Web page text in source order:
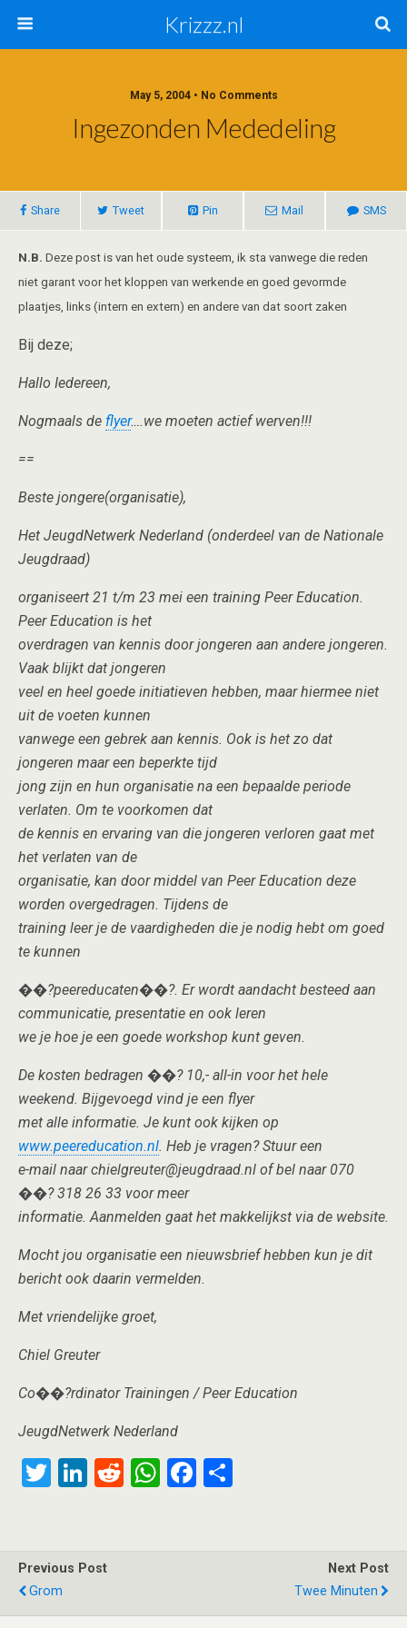
Krizzz.nl
May 5, 2004 • No Comments
Ingezonden Mededeling
Share Tweet Pin Mail SMS
N.B. Deze post is van het oude systeem, ik sta vanwege die reden
niet garant voor het kloppen van werkende en goed gevormde
plaatjes, links (intern en extern) en andere van dat soort zaken
Bij deze;
Hallo Iedereen,
Nogmaals de flyer….we moeten actief werven!!!
==
Beste jongere(organisatie),
Het JeugdNetwerk Nederland (onderdeel van de Nationale
Jeugdraad)
organiseert 21 t/m 23 mei een training Peer Education.
Peer Education is het
overdragen van kennis door jongeren aan andere jongeren.
Vaak blijkt dat jongeren
veel en heel goede initiatieven hebben, maar hiermee niet
uit de voeten kunnen
vanwege een gebrek aan kennis. Ook is het zo dat
jongeren maar een beperkte tijd
jong zijn en hun organisatie na een bepaalde periode
verlaten. Om te voorkomen dat
de kennis en ervaring van die jongeren verloren gaat met
het verlaten van de
organisatie, kan door middel van Peer Education deze
worden overgedragen. Tijdens de
training leer je de vaardigheden die je nodig hebt om goed
te kunnen
��?peereducaten��?. Er wordt aandacht besteed aan
communicatie, presentatie en ook leren
we je hoe je een goede workshop kunt geven.
De kosten bedragen ��? 10,- all-in voor het hele
weekend. Bijgevoegd vind je een flyer
met alle informatie. Je kunt ook kijken op
www.peereducation.nl. Heb je vragen? Stuur een
e-mail naar chielgreuter@jeugdraad.nl of bel naar 070
��? 318 26 33 voor meer
informatie. Aanmelden gaat het makkelijkst via de website.
Mocht jou organisatie een nieuwsbrief hebben kun je dit
bericht ook daarin vermelden.
Met vriendelijke groet,
Chiel Greuter
Co��?rdinator Trainingen / Peer Education
JeugdNetwerk Nederland
T
er
Li
dI
R
W
p
F
o
Previous Post
Grom
Next Post
Twee Minuten